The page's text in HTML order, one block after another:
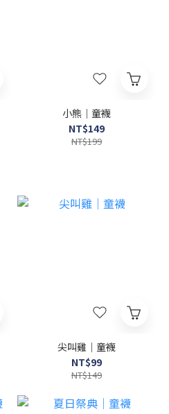
小熊｜童襪
NT$149
NT$199
尖叫雞｜童襪
NT$99
NT$149